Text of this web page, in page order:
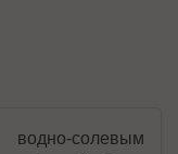
солевым